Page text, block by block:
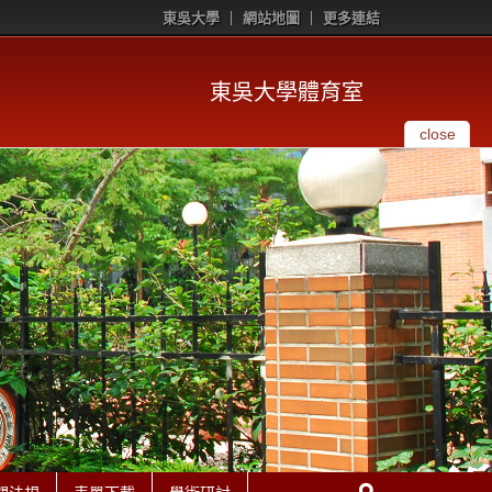
東吳大學 網站地圖 更多連結
東吳大學體育室
close